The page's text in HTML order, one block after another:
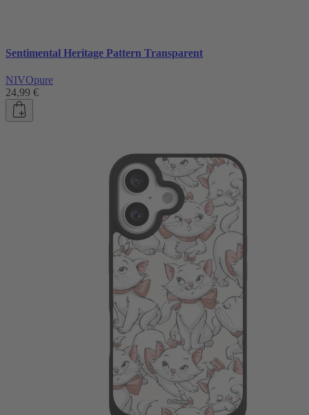
Sentimental Heritage Pattern Transparent
NIVOpure
24,99 €